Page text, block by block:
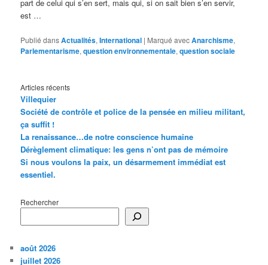
part de celui qui s’en sert, mais qui, si on sait bien s’en servir,
est …
Publié dansActualités,International | Marqué avecAnarchisme,
Parlementarisme,question environnementale,question sociale
Articles récents
Villequier
Société de contrôle et police de la pensée en milieu militant,
ça suffit !
La renaissance…de notre conscience humaine
Dérèglement climatique: les gens n’ont pas de mémoire
Si nous voulons la paix, un désarmement immédiat est
essentiel.
Rechercher
août 2026
juillet 2026